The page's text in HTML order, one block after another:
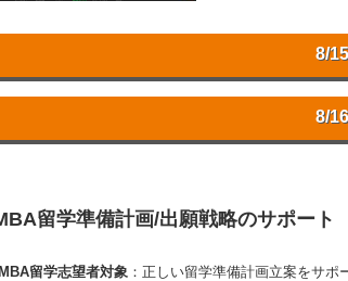
8/
8/
留学準備計画/出願戦略のサポー
留学志望者対象 ：正しい留学準備計画立案をサポ